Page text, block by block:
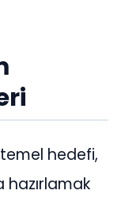
temel hedefi,
hazırlamak